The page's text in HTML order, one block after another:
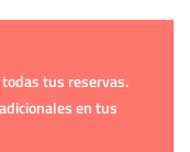
todas tus reservas.
en tus